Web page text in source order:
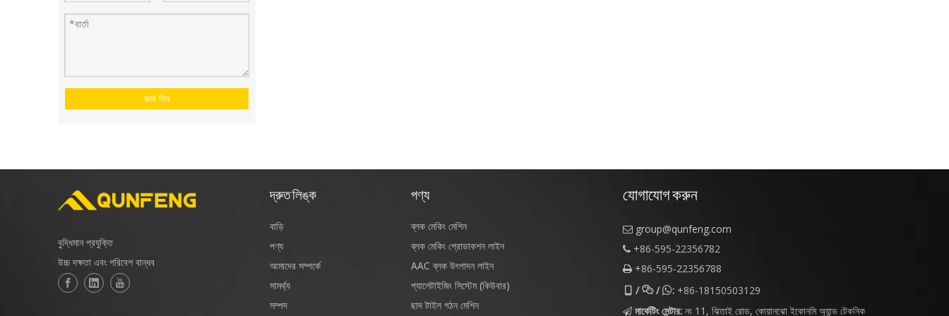
জমা দিন
বুদ্ধিমান প্রযুক্তি
উচ্চ দক্ষতা এবং পরিবেশ বান্ধব
দ্রুত লিঙ্ক
বাড়ি
পণ্য
আমাদের সম্পর্কে
সামর্থ্য
সম্পদ
পণ্য
ব্লক মেকিং মেশিন
ব্লক মেকিং প্রোডাকশন লাইন
AAC ব্লক উৎপাদন লাইন
প্যালেটাইজিং সিস্টেম (কিউবার)
ছাদ টাইল গঠন মেশিন
যোগাযোগ করুন
 group@qunfeng.com
 +86-595-22356782
 +86-595-22356788
//: +86-18150503129
 মার্কেটিং সেন্টার: নং 11, ঝিতাই রোড, কোয়ানঝো ইকোনমি অ্যান্ড টেকনিক